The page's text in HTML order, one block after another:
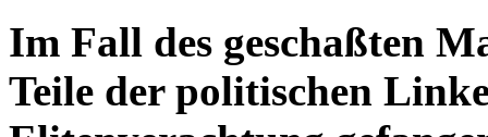
Im Fall des geschaßten
Teile der politischen